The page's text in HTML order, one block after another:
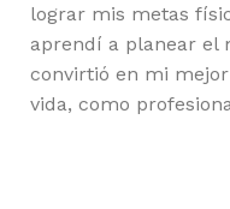
lograr mis metas
aprendí a planear el
convirtió en mi
vida, como